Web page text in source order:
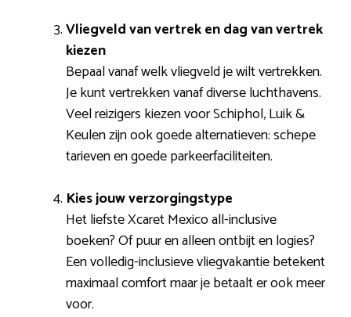
Vliegveld van vertrek en dag van vertrek
kiezen
Bepaal vanaf welk vliegveld je wilt vertrekken.
Je kunt vertrekken vanaf diverse luchthavens.
Veel reizigers kiezen voor Schiphol, Luik &
Keulen zijn ook goede alternatieven: schepe
tarieven en goede parkeerfaciliteiten.
Kies jouw verzorgingstype
Het liefste Xcaret Mexico all-inclusive
boeken? Of puur en alleen ontbijt en logies?
Een volledig-inclusieve vliegvakantie betekent
maximaal comfort maar je betaalt er ook meer
voor.